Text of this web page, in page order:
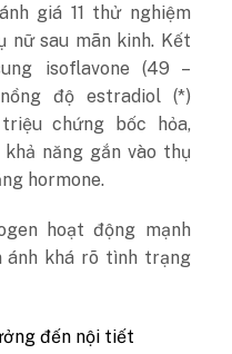
giá 11 thử nghiệm
nữ sau mãn kinh. Kết
isoflavone (49 –
độ estradiol (*)
chứng bốc hỏa,
năng gắn vào thụ
hormone.
hoạt động mạnh
ánh khá rõ tình trạng
đến nội tiết